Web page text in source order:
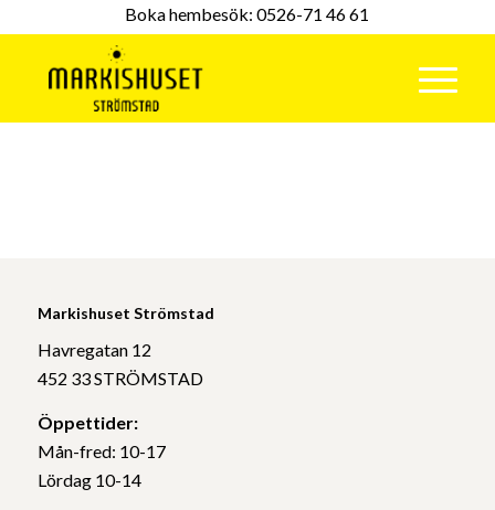
Boka hembesök: 0526-71 46 61
Markishuset Strömstad
Havregatan 12
452 33 STRÖMSTAD
Öppettider:
Mån-fred: 10-17
Lördag 10-14